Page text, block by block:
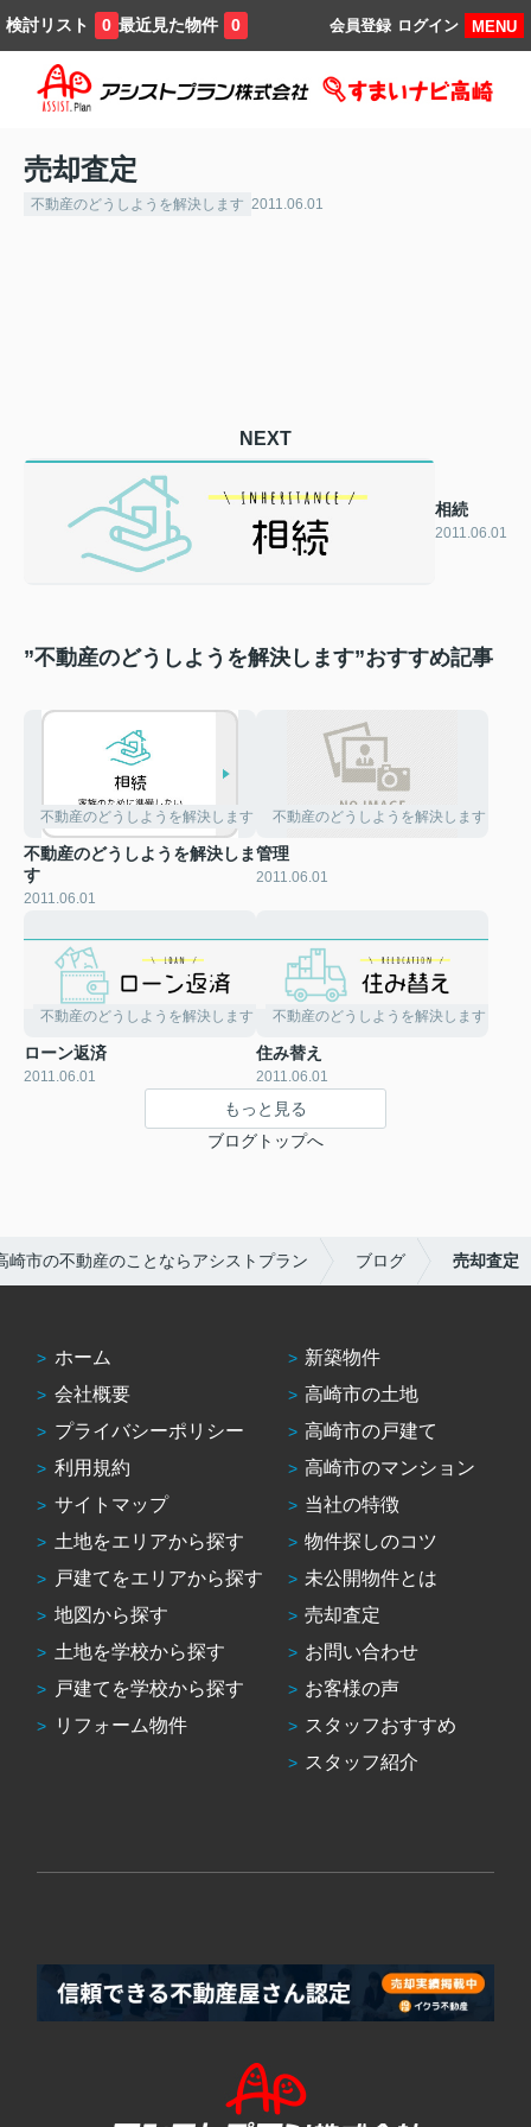
検討リスト 0 最近見た物件 0 MENU
ログイン
会員登録
売却査定
不動産のどうしようを解決します 2011.06.01
NEXT
相続
2011.06.01
”不動産のどうしようを解決します”おすすめ記事
不動産のどうしようを解決します
不動産のどうしようを解決しま
す
2011.06.01
不動産のどうしようを解決します
管理
2011.06.01
不動産のどうしようを解決します
ローン返済
2011.06.01
不動産のどうしようを解決します
住み替え
2011.06.01
もっと見る
ブログトップへ
崎市の不動産のことならアシストプラン ブログ 売却査定
ホーム
会社概要
プライバシーポリシー
利用規約
サイトマップ
土地をエリアから探す
戸建てをエリアから探す
地図から探す
土地を学校から探す
戸建てを学校から探す
リフォーム物件
新築物件
高崎市の土地
高崎市の戸建て
高崎市のマンション
当社の特徴
物件探しのコツ
未公開物件とは
売却査定
お問い合わせ
お客様の声
スタッフおすすめ
スタッフ紹介